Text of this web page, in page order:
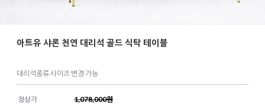
아트유 샤론 천연 대리석 골드 식탁 테이블
대리석종류 사이즈 변경 가능
정상가 1,078,000원